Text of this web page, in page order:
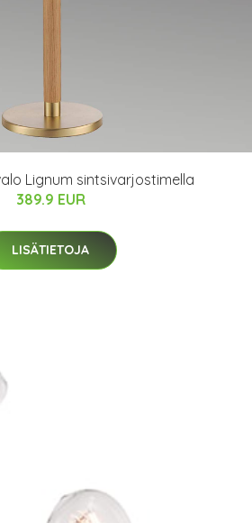
Lignum sintsivarjostimella
389.9 EUR
LISÄTIETOJA